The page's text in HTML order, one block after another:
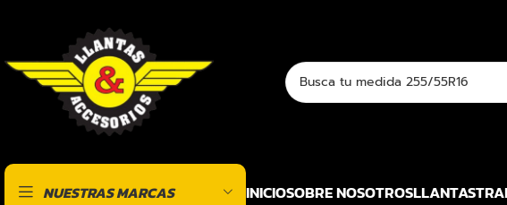
NUESTRAS MARCAS INICIOSOBRE NOSOTROSLLANTAS